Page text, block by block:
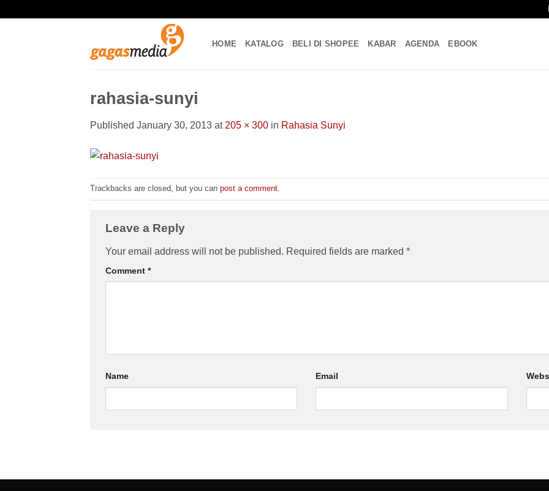
HOME KATALOG BELI DI SHOPEE KABAR AGENDA EBOOK
rahasia-sunyi
Published January 30, 2013 at 205 × 300 in Rahasia Sunyi
Trackbacks are closed, but you can post a comment.
Leave a Reply
Your email address will not be published. Required fields are marked *
Comment *
Name Email